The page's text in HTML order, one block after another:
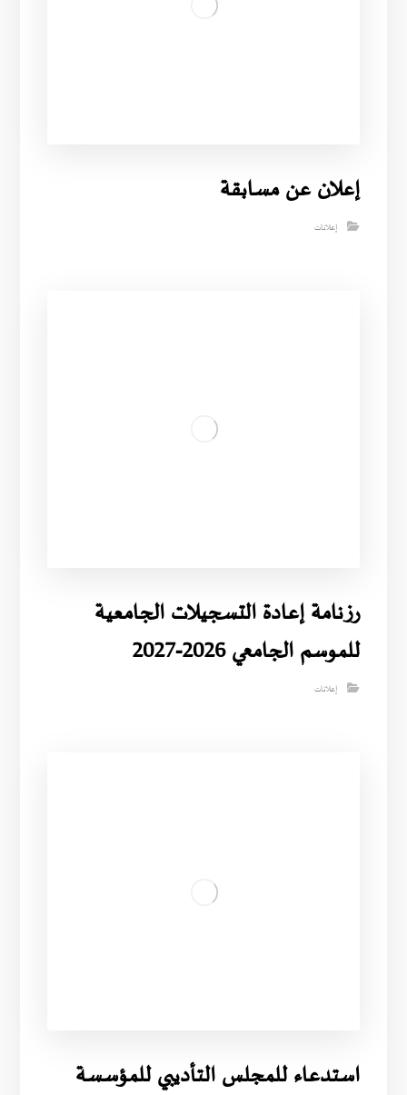
إعلان عن مسابقة
إعلانات
رزنامة إعادة التسجيلات الجامعية
للموسم الجامعي 2026-2027
إعلانات
استدعاء للمجلس التأديبي للمؤسسة